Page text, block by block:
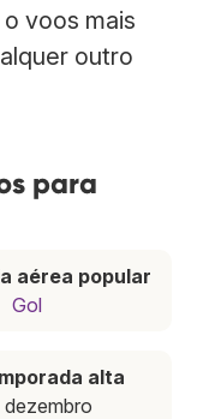
voos mais
outro
para
aérea popular
Gol
alta
dezembro